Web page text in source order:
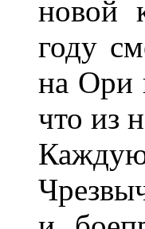
новой
году
на Ори
что из